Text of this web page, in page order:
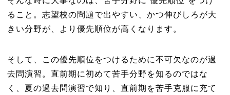
ること。志望校の問題で出やすい、かつ伸びしろが大
きい分野が、より優先順位が高くなります。
そして、この優先順位をつけるために不可欠なのが過
去問演習。直前期に初めて苦手分野を知るのではな
く、夏の過去問演習で知り、直前期を苦手克服に充て